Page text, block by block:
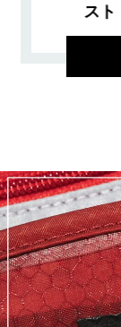
スト